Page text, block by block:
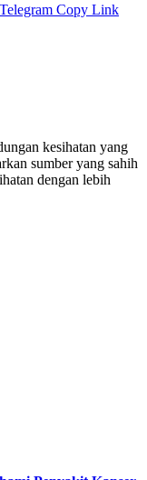
Telegram Copy Link
kesihatan yang
sumber yang sahih
dengan lebih